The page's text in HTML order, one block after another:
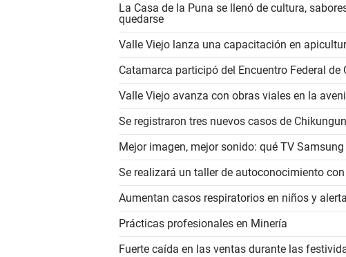
La Casa de la Puna se llenó de cultura,
quedarse
Valle Viejo lanza una capacitación en
Catamarca participó del Encuentro Federal de
Valle Viejo avanza con obras viales en la
Se registraron tres nuevos casos de
Mejor imagen, mejor sonido: qué TV
Se realizará un taller de autoconocimiento
Aumentan casos respiratorios en niños y
Prácticas profesionales en Minería
Fuerte caída en las ventas durante las